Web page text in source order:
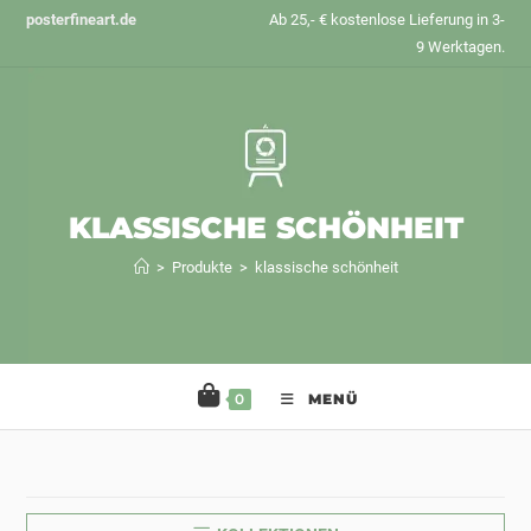
Zumposterfineart.de
Ab 25,- € kostenlose Lieferung in 3-
9 Werktagen.
KLASSISCHE SCHÖNHEIT
> Produkte > klassische schönheit
0 MENÜ